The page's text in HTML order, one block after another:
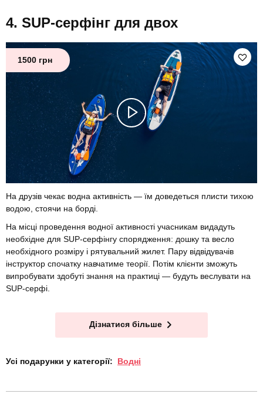
SUP-серфінг для двох
1500 грн
На друзів чекає водна активність — їм доведеться плисти тихою
водою, стоячи на борді.
На місці проведення водної активності учасникам видадуть
необхідне для SUP-серфінгу спорядження: дошку та весло
необхідного розміру і рятувальний жилет. Пару відвідувачів
інструктор спочатку навчатиме теорії. Потім клієнти зможуть
випробувати здобуті знання на практиці — будуть веслувати на
SUP-серфі.
Дізнатися більше
Усі подарунки у категорії: Водні